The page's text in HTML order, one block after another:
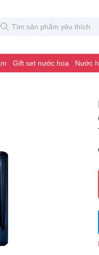
Gift set nước hoa Nước